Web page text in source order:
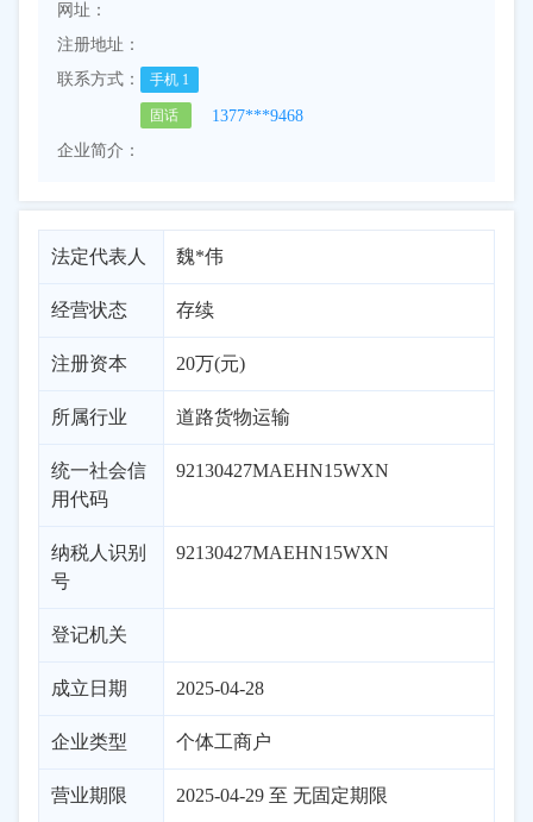
网址：
注册地址：
联系方式：
手机 1
固话
1377***9468
企业简介：
法定代表人 魏*伟
经营状态 存续
注册资本 20万(元)
所属行业 道路货物运输
统一社会信
用代码
92130427MAEHN15WXN
纳税人识别
号
92130427MAEHN15WXN
登记机关
成立日期 2025-04-28
企业类型 个体工商户
营业期限 2025-04-29 至 无固定期限